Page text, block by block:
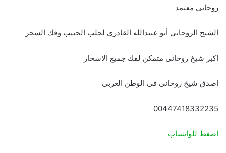
روحاني معتمد
الشيخ الروحاني أبو عبيدالله القادري لجلب الحبيب وفك السحر
اكبر شيخ روحانى متمكن لفك جميع الاسحار
اصدق شيخ روحانى فى الوطن العربى
00447418332235
اضغط للواتساب